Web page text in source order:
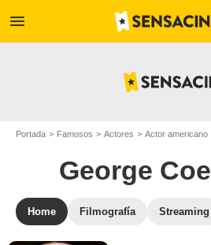
menu
Portada Famosos Actores Actor americano
George Coe
Home Filmografía Streaming